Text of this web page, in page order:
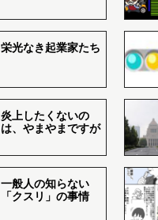
栄光なき起業家たち
炎上したくないの
は、やまやまですが
一般人の知らない
「クスリ」の事情